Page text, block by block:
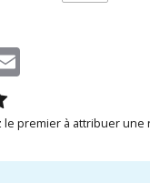
le premier à attribuer une